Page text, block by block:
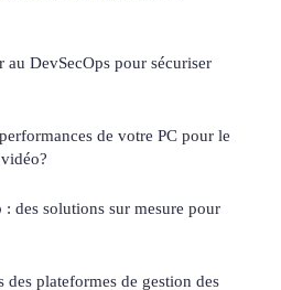
DevSecOps pour sécuriser
de votre PC pour le
des solutions sur mesure pour
des plateformes de gestion des